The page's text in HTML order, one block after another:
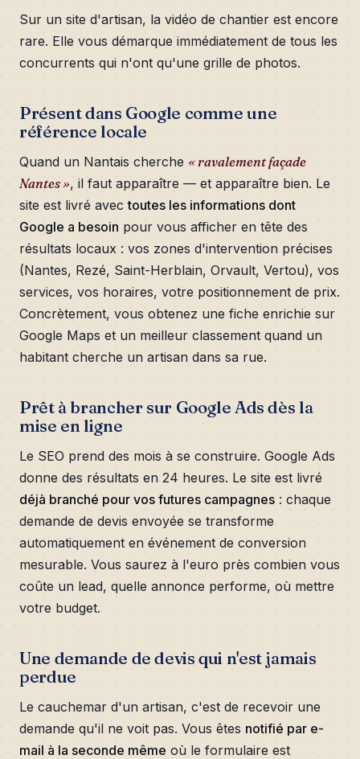
Sur un site d'artisan, la vidéo de chantier est encore
rare. Elle vous démarque immédiatement de tous les
concurrents qui n'ont qu'une grille de photos.
Présent dans Google comme une
référence locale
Quand un Nantais cherche « ravalement façade
Nantes », il faut apparaître — et apparaître bien. Le
site est livré avectoutes les informations dont
Google a besoin pour vous afficher en tête des
résultats locaux : vos zones d'intervention précises
(Nantes, Rezé, Saint-Herblain, Orvault, Vertou), vos
services, vos horaires, votre positionnement de prix.
Concrètement, vous obtenez une fiche enrichie sur
Google Maps et un meilleur classement quand un
habitant cherche un artisan dans sa rue.
Prêt à brancher sur Google Ads dès la
mise en ligne
Le SEO prend des mois à se construire. Google Ads
donne des résultats en 24 heures. Le site est livré
déjà branché pour vos futures campagnes : chaque
demande de devis envoyée se transforme
automatiquement en événement de conversion
mesurable. Vous saurez à l'euro près combien vous
coûte un lead, quelle annonce performe, où mettre
votre budget.
Une demande de devis qui n'est jamais
perdue
Le cauchemar d'un artisan, c'est de recevoir une
demande qu'il ne voit pas. Vous êtes notifié par e-
mail à la seconde même où le formulaire est